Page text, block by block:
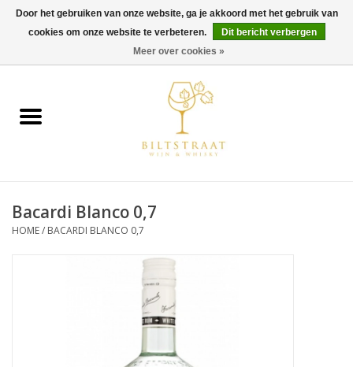
0 Artikelen - €0,00
Wijn
Gin & Tonic
Bacardi Blanco 0,7
HOME/ BACARDI BLANCO 0,7
Door het gebruiken van onze website, ga je akkoord met het gebruik van
cookies om onze website te verbeteren.
Dit bericht verbergen
Meer over cookies »